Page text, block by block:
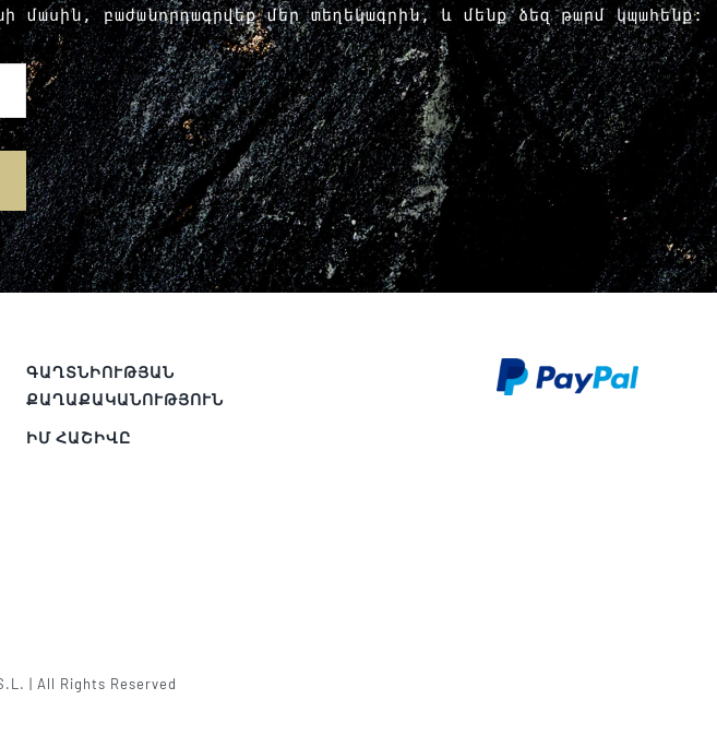
մասին, բաժանորդագրվեք մեր տեղեկագրին, և մենք ձեզ թարմ կպահենք:
ԳԱՂՏՆԻՈՒԹՅԱՆ
ՔԱՂԱՔԱԿԱՆՈՒԹՅՈՒՆ
ԻՄ ՀԱՇԻՎԸ
| All Rights Reserved